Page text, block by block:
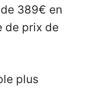
389€ en
de prix de
plus